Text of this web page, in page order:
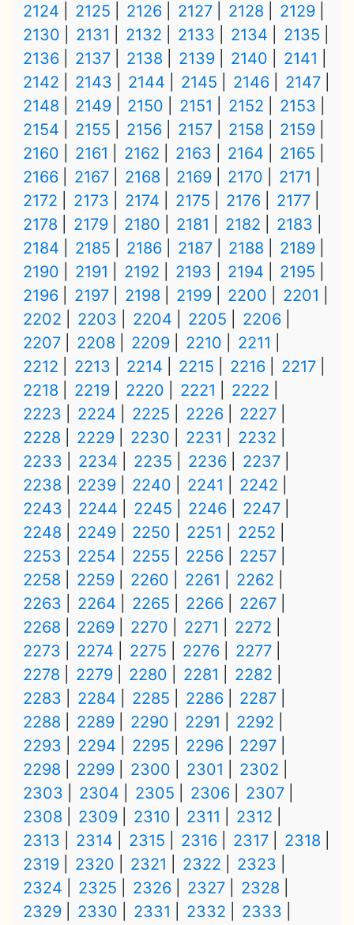
2124 2125 2126 2127 2128
2129
2130
2131 2132 2133 2134
2135
2136
2137 2138 2139 2140
2141
2142
2143 2144 2145 2146
2147
2148
2149 2150 2151 2152
2153
2154
2155 2156 2157 2158
2159
2160
2161 2162 2163 2164
2165
2166
2167 2168 2169 2170
2171
2172
2173 2174 2175 2176
2177
2178
2179 2180 2181 2182
2183
2184
2185 2186 2187 2188
2189
2190
2191 2192 2193 2194
2195
2196
2197 2198 2199 2200
2201
2202
2203 2204 2205
2206
2207
2208 2209 2210
2211
2212
2213 2214 2215 2216
2217
2218
2219 2220 2221
2222
2223
2224 2225 2226
2227
2228
2229 2230 2231
2232
2233
2234 2235 2236
2237
2238
2239 2240 2241
2242
2243
2244 2245 2246
2247
2248
2249 2250 2251
2252
2253
2254 2255 2256
2257
2258
2259 2260 2261
2262
2263
2264 2265 2266
2267
2268
2269 2270 2271
2272
2273
2274 2275 2276
2277
2278
2279 2280 2281
2282
2283
2284 2285 2286
2287
2288
2289 2290 2291
2292
2293
2294 2295 2296
2297
2298
2299 2300 2301
2302
2303
2304 2305 2306
2307
2308
2309 2310 2311
2312
2313
2314 2315 2316 2317
2318
2319
2320 2321 2322
2323
2324
2325 2326 2327
2328
2329
2330 2331 2332
2333